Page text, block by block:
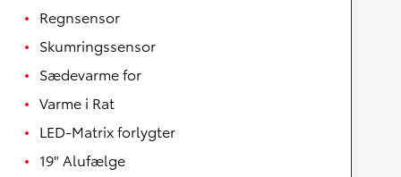
Regnsensor
Skumringssensor
Sædevarme for
Varme i Rat
LED-Matrix forlygter
19" Alufælge